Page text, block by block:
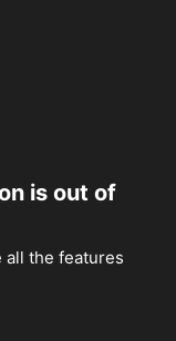
is out of
all the features